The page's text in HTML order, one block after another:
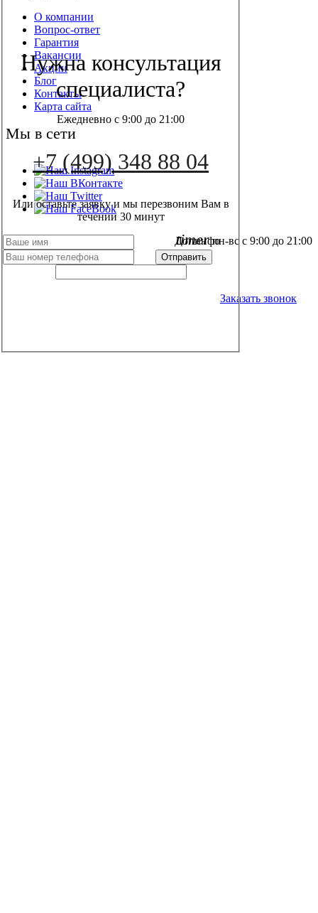
Нужна консультация
специалиста?
Ежедневно с 9:00 до 21:00
+7 (499) 348 88 04
Или оставьте заявку и мы перезвоним Вам в
течении 30 минут
Допинфо
О компании
Вопрос-ответ
Гарантия
Вакансии
Акции
Блог
Контакты
Карта сайта
Мы в сети
timerпн-вс с 9:00 до 21:00
Заказать звонок